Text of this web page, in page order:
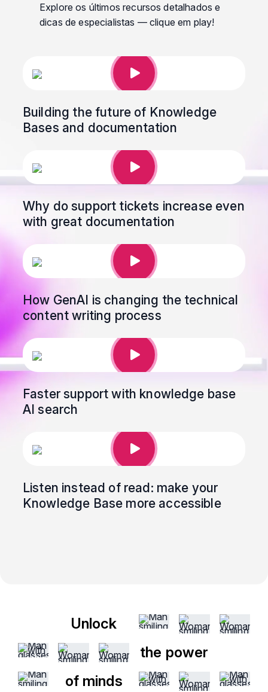
Explore os últimos recursos detalhados e
dicas de especialistas — clique em play!
Building the future of Knowledge
Bases and documentation
Why do support tickets increase even
with great documentation
How GenAI is changing the technical
content writing process
Faster support with knowledge base
AI search
Listen instead of read: make your
Knowledge Base more accessible
Unlock
the power
of minds